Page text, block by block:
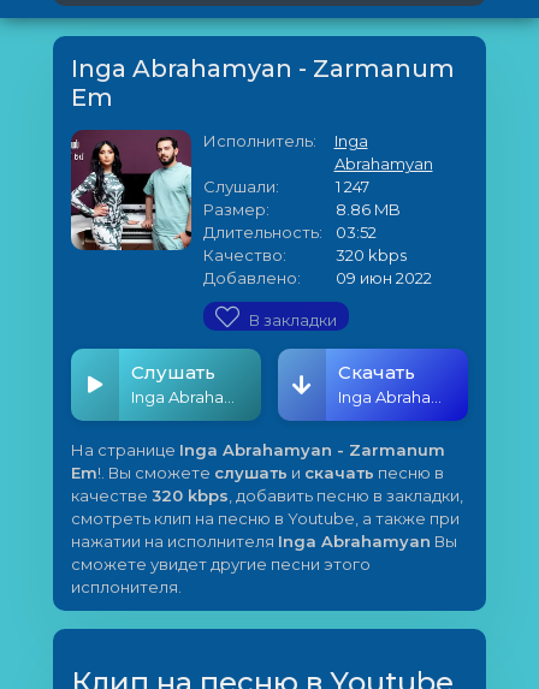
Inga Abrahamyan - Zarmanum
Em
Исполнитель:
Inga
Abrahamyan
Слушали:
1 247
Размер:
8.86 MB
Длительность:
03:52
Качество:
320 kbps
Добавлено:
09 июн 2022
В закладки
Слушать Скачать
На странице Inga Abrahamyan - Zarmanum
Em!. Вы сможете слушать и скачать песню в
качестве 320 kbps , добавить песню в закладки,
смотреть клип на песню в Youtube, а также при
нажатии на исполнителя Inga Abrahamyan Вы
сможете увидет другие песни этого
исплонителя.